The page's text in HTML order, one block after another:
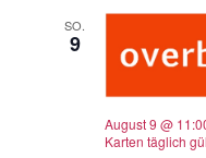
SO.
9
August 9 @
Karten täglich